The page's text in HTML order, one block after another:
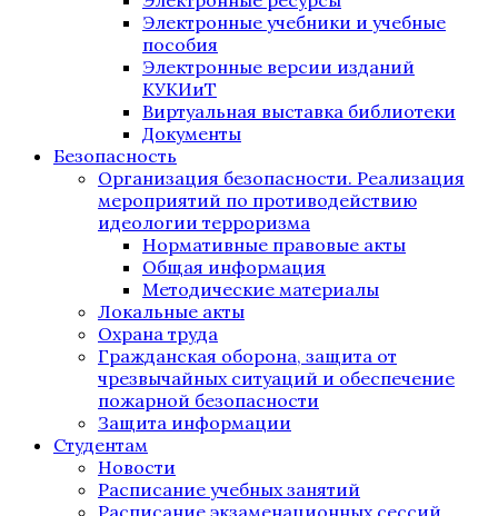
Электронные учебники и учебные
пособия
Электронные версии изданий
КУКИиТ
Виртуальная выставка библиотеки
Документы
Безопасность
Организация безопасности. Реализация
мероприятий по противодействию
идеологии терроризма
Нормативные правовые акты
Общая информация
Методические материалы
Локальные акты
Охрана труда
Гражданская оборона, защита от
чрезвычайных ситуаций и обеспечение
пожарной безопасности
Защита информации
Студентам
Новости
Расписание учебных занятий
Расписание экзаменационных сессий